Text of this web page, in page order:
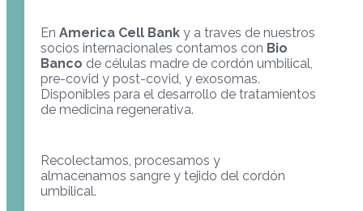
En America Cell Banky a traves de nuestros
socios internacionales contamos con Bio
Banco de células madre de cordón umbilical,
pre-covid y post-covid, y exosomas.
Disponibles para el desarrollo de tratamientos
de medicina regenerativa.
Recolectamos, procesamos y
almacenamos sangre y tejido del cordón
umbilical.